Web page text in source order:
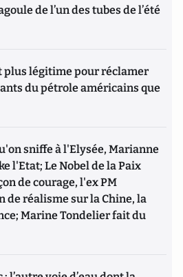
de l’un des tubes de l’été
plus légitime pour réclamer
du pétrole américains que
sniffe à l'Elysée, Marianne
l'Etat; Le Nobel de la Paix
de courage, l'ex PM
de réalisme sur la Chine, la
Marine Tondelier fait du